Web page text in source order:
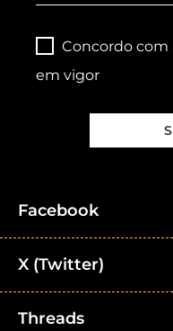
Concordo com
em vigor
Facebook
X (Twitter)
Threads